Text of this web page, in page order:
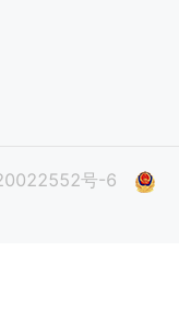
号-6